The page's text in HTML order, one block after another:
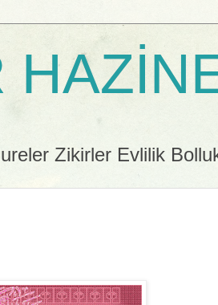
Zikirler Evlilik